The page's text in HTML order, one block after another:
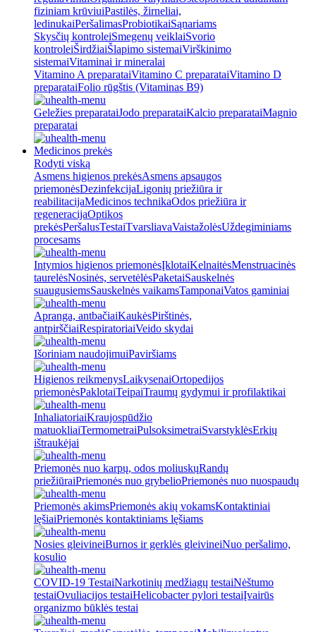
fiziniam krūviuiPastilės, žirneliai,
ledinukaiPeršalimasProbiotikaiSąnariams
Skysčių kontroleiSmegenų veiklaiSvorio
kontroleiŠirdžiaiŠlapimo sistemaiVirškinimo
sistemaiVitaminai ir mineralai
Vitamino A preparataiVitamino C preparataiVitamino D
preparataiFolio rūgštis (Vitaminas B9)
Geležies preparataiJodo preparataiKalcio preparataiMagnio
preparatai
Medicinos prekės
Rodyti viską
Asmens higienos prekėsAsmens apsaugos
priemonėsDezinfekcijaLigonių priežiūra ir
reabilitacijaMedicinos technikaOdos priežiūra ir
regeneracijaOptikos
prekėsPeršalusTestaiTvarsliavaVaistažolėsUždegiminiams
procesams
Intymios higienos priemonėsĮklotaiKelnaitėsMenstruacinės
taurelėsNosinės, servetėlėsPaketaiSauskelnės
suaugusiemsSauskelnės vaikamsTamponaiVatos gaminiai
Apranga, antbačiaiKaukėsPirštinės,
antpirščiaiRespiratoriaiVeido skydai
Išoriniam naudojimuiPaviršiams
Higienos reikmenysLaikysenaiOrtopedijos
priemonėsPaklotaiTeipaiTraumų gydymui ir profilaktikai
InhaliatoriaiKraujospūdžio
matuokliaiTermometraiPulsoksimetraiSvarstyklėsErkių
ištraukėjai
Priemonės nuo karpų, odos moliuskųRandų
priežiūraiPriemonės nuo grybelioPriemonės nuo nuospaudų
Priemonės akimsPriemonės akių vokamsKontaktiniai
lęšiaiPriemonės kontaktiniams lęšiams
Nosies gleivineiBurnos ir gerklės gleivineiNuo peršalimo,
kosulio
COVID-19 TestaiNarkotinių medžiagų testaiNėštumo
testaiOvuliacijos testaiHelicobacter pylori testaiĮvairūs
organizmo būklės testai